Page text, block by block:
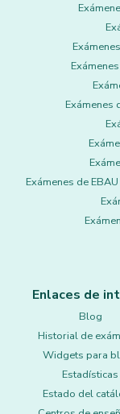
Exámenes
Exámenes de
Enlaces de
Blog
Historial de
Widgets para
Estadísticas
Estado del